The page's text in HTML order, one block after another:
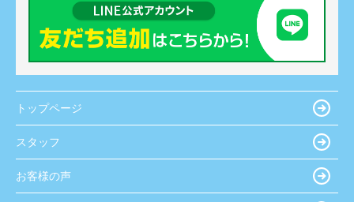
トップページ
スタッフ
お客様の声